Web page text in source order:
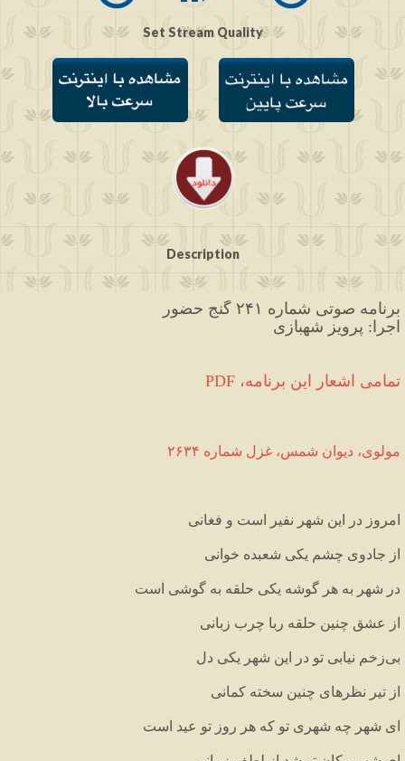
Set Stream Quality
Description
برنامه صوتی شماره ۲۴۱ گنج حضور
اجرا: پرویز شهبازی
PDF ،تمامی اشعار این برنامه
مولوی، دیوان شمس، غزل شماره ۲۶۳۴
امروز در این شهر نفیر است و فغانی
از جادوی چشم یکی شعبده خوانی
در شهر به هر گوشه یکی حلقه به گوشی است
از عشق چنین حلقه ربا چرب زبانی
بیزخم نیابی تو در این شهر یکی دل
از تیر نظرهای چنین سخته کمانی
ای شهر چه شهری تو که هر روز تو عید است